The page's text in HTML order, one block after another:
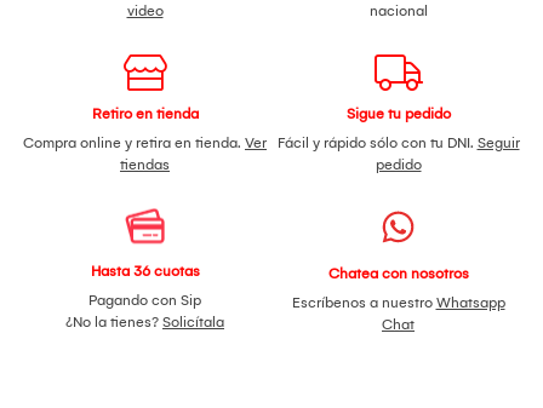
video
nacional
Retiro en tienda
Compra online y retira en tienda. Ver
tiendas
Sigue tu pedido
Fácil y rápido sólo con tu DNI. Seguir
pedido
Hasta 36 cuotas
Pagando con Sip
¿No la tienes? Solicítala
Chatea con nosotros
Escríbenos a nuestro Whatsapp
Chat